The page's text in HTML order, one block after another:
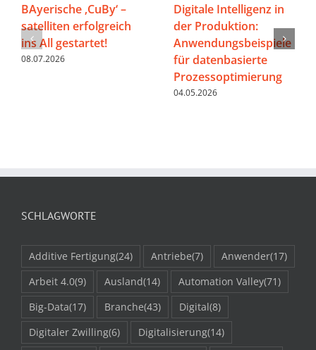
BAyerische ‚CuBy‘ –
satelliten erfolgreich
ins All gestartet!
08.07.2026
Digitale Intelligenz in
der Produktion:
Anwendungsbeispiele
für datenbasierte
Prozessoptimierung
04.05.2026
SCHLAGWORTE
Additive Fertigung(24) Antriebe(7) Anwender(17)
Arbeit 4.0(9) Ausland(14) Automation Valley(71)
Big-Data(17) Branche(43) Digital(8)
Digitaler Zwilling(6) Digitalisierung(14)